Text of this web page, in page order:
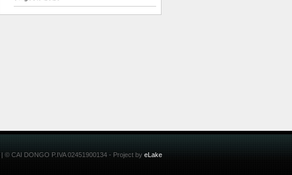
| © CAI DONGO P.IVA 02451900134 - Project by eLake